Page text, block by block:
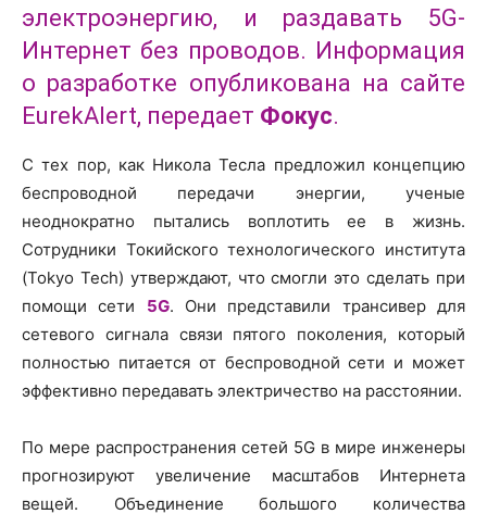
электроэнергию, и раздавать 5G-
Интернет без проводов. Информация
о разработке опубликована на сайте
EurekAlert, передает Фокус.
С тех пор, как Никола Тесла предложил концепцию
беспроводной передачи энергии, ученые
неоднократно пытались воплотить ее в жизнь.
Сотрудники Токийского технологического института
(Tokyo Tech) утверждают, что смогли это сделать при
помощи сети 5G. Они представили трансивер для
сетевого сигнала связи пятого поколения, который
полностью питается от беспроводной сети и может
эффективно передавать электричество на расстоянии.
По мере распространения сетей 5G в мире инженеры
прогнозируют увеличение масштабов Интернета
вещей. Объединение большого количества